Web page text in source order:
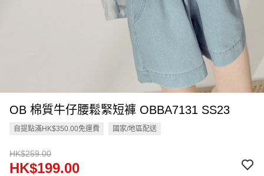
OB 棉質牛仔腰鬆緊短褲 OBBA7131 SS23
自提點滿HK$350.00免運費 國家/地區配送
HK$259.00
HK$199.00